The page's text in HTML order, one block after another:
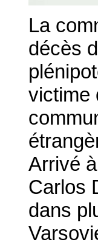
La
décès
victime
Arrivé
Carlos
dans